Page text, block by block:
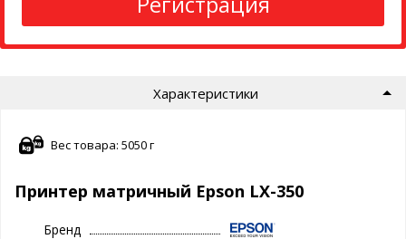
Характеристики
Вес товара: 5050 г
Принтер матричный Epson LX-350
Бренд